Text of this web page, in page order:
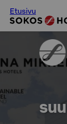
Etusivu